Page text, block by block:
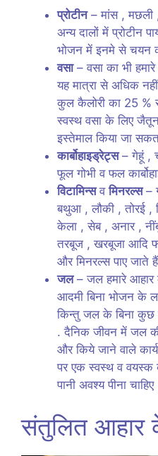
प्रोटीन– मांस , मछली
अन्य दालों में प्रोटीन
भोजन में इनमे से चयन
वसा– वसा का भी
यह मात्रा से अधिक
कुल कैलोरी का 25 %
स्वस्थ वसा के लिए
इस्तेमाल किया जा
कार्बोहाइड्रेट्स– गेहूं ,
फूल गोभी व फल
विटामिन्सवमिनरल्स–
बथुआ , लौकी , तोरई ,
केला , सेब , अनार ,
तरबूज , खरबूजा आदि
और मिनरल्स पाए जाते
जल– जल हमारे
आदमी बिना भोजन के
किन्तु जल के बिना कुछ
. दैनिक जीवन में जल
और किये जाने वाले कार्य
पर एक स्वस्थ व वयस्क
पानी अवश्य पीना चाहिए
संतुलित आहार